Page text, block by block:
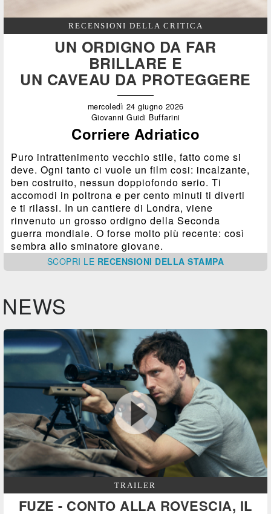
RECENSIONI DELLA CRITICA
UN ORDIGNO DA FAR
BRILLARE E
UN CAVEAU DA PROTEGGERE
mercoledì 24 giugno 2026
Giovanni Guidi Buffarini
Corriere Adriatico
Puro intrattenimento vecchio stile, fatto come si
deve. Ogni tanto ci vuole un film cosi: incalzante,
ben costruito, nessun doppiofondo serio. Ti
accomodi in poltrona e per cento minuti ti diverti
e ti rilassi. In un cantiere di Londra, viene
rinvenuto un grosso ordigno della Seconda
guerra mondiale. O forse molto più recente: così
sembra allo sminatore giovane.
SCOPRI LE RECENSIONI DELLA STAMPA
NEWS
TRAILER
FUZE - CONTO ALLA ROVESCIA, IL